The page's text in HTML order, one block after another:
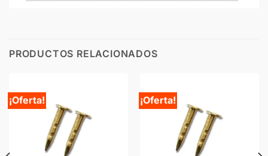
PRODUCTOS RELACIONADOS
¡Oferta! ¡Oferta!